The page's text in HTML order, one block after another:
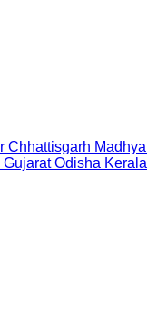
Chhattisgarh
Gujarat Odisha Kerala